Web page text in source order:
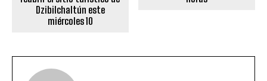
Dzibilchaltún este
miércoles 10